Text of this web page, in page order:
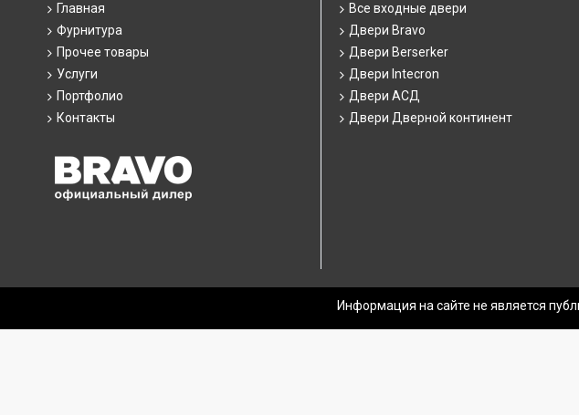
Главная
Фурнитура
Прочее товары
Услуги
Портфолио
Контакты
Все входные двери
Двери Bravo
Двери Berserker
Двери Intecron
Двери АСД
Двери Дверной континент
Информация на сайте не является